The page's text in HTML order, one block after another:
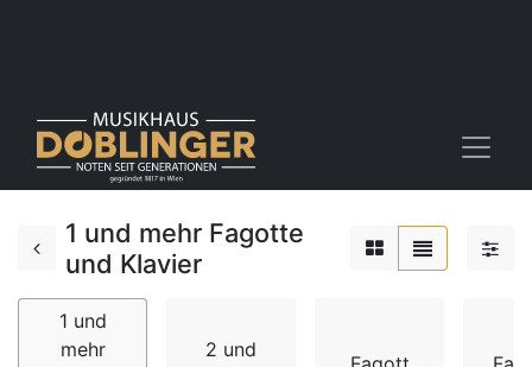
1 und mehr Fagotte
und Klavier
1 und
mehr
2 und